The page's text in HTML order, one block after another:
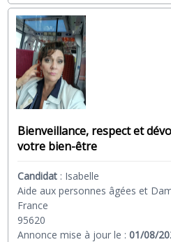
Bienveillance, respect et
votre bien-être
Candidat : Isabelle
Aide aux personnes âgées et
France
95620
Annonce mise à jour le :01/08/